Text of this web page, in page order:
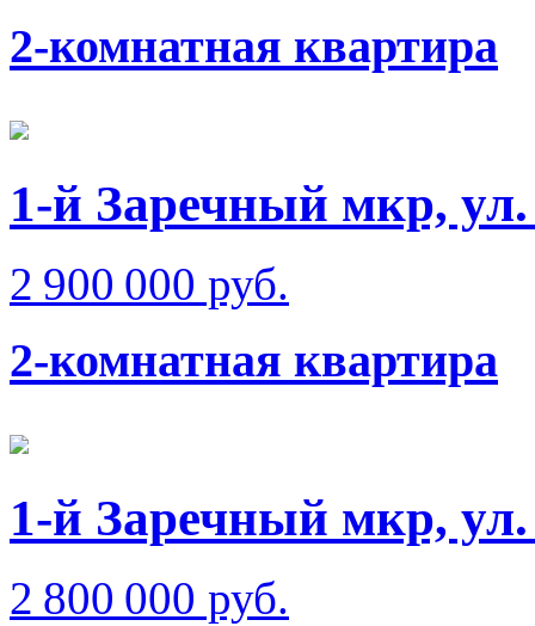
2-комнатная квартира
1-й Заречный мкр,
2 900 000 руб.
2-комнатная квартира
1-й Заречный мкр,
2 800 000 руб.